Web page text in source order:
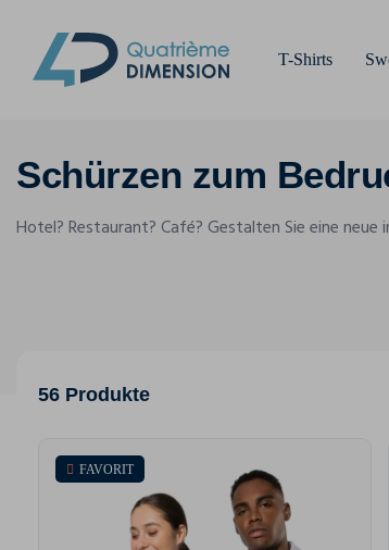
T-Shirts
Schürzen zum
Hotel? Restaurant? Café? Gestalten Sie eine
56 Produkte
FAVORIT